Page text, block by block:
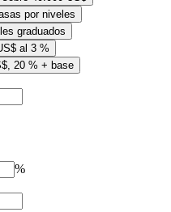
por niveles
graduados
al 3 %
20 % + base
%